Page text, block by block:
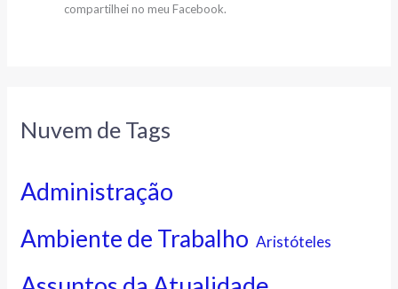
compartilhei no meu Facebook.
Nuvem de Tags
Administração
Ambiente de Trabalho Aristóteles